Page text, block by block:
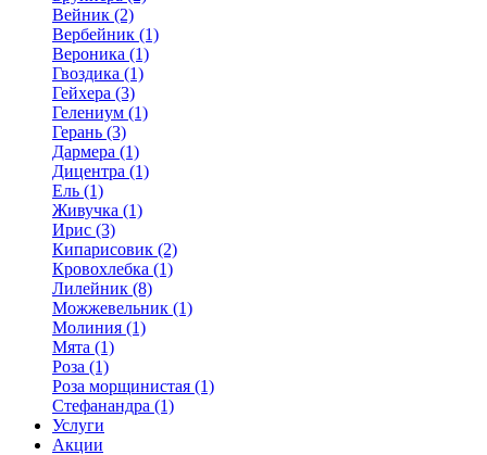
Вейник (2)
Вербейник (1)
Вероника (1)
Гвоздика (1)
Гейхера (3)
Гелениум (1)
Герань (3)
Дармера (1)
Дицентра (1)
Ель (1)
Живучка (1)
Ирис (3)
Кипарисовик (2)
Кровохлебка (1)
Лилейник (8)
Можжевельник (1)
Молиния (1)
Мята (1)
Роза (1)
Роза морщинистая (1)
Стефанандра (1)
Услуги
Акции